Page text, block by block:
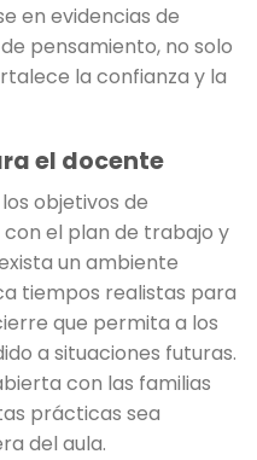
en evidencias de
pensamiento, no solo
la confianza y la
el docente
objetivos de
el plan de trabajo y
un ambiente
tiempos realistas para
que permita a los
a situaciones futuras.
con las familias
prácticas sea
del aula.